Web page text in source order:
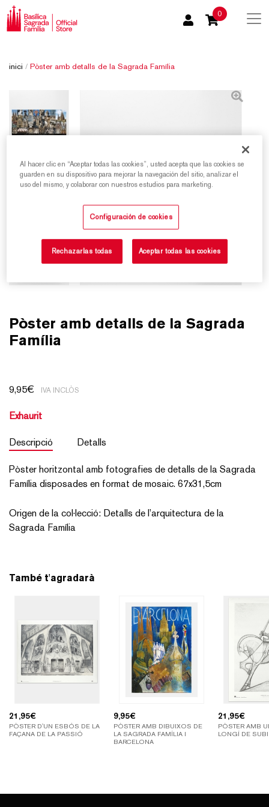
0
inici / Pòster amb detalls de la Sagrada Família
Pòster amb detalls de la Sagrada
Família
9,95€ IVA INCLÒS
Exhaurit
Descripció Detalls
Pòster horitzontal amb fotografies de detalls de la Sagrada
Família disposades en format de mosaic. 67x31,5cm
Origen de la col·lecció: Detalls de l’arquitectura de la
Sagrada Família
També t'agradarà
21,95€
PÒSTER D'UN ESBÓS DE LA
FAÇANA DE LA PASSIÓ
9,95€
PÒSTER AMB DIBUIXOS DE
LA SAGRADA FAMÍLIA I
BARCELONA
21,95€
PÒSTER AMB
LONGÍ DE
Al hacer clic en “Aceptar todas las cookies”, usted acepta que las cookies se
guarden en su dispositivo para mejorar la navegación del sitio, analizar el
uso del mismo, y colaborar con nuestros estudios para marketing.
Configuración de cookies
Rechazarlas todas Aceptar todas las cookies